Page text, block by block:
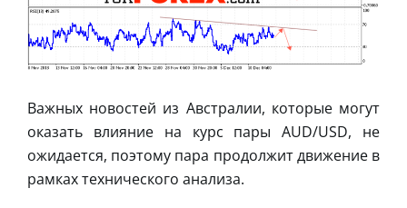
Важных новостей из Австралии, которые могут
оказать влияние на курс пары AUD/USD, не
ожидается, поэтому пара продолжит движение в
рамках технического анализа.